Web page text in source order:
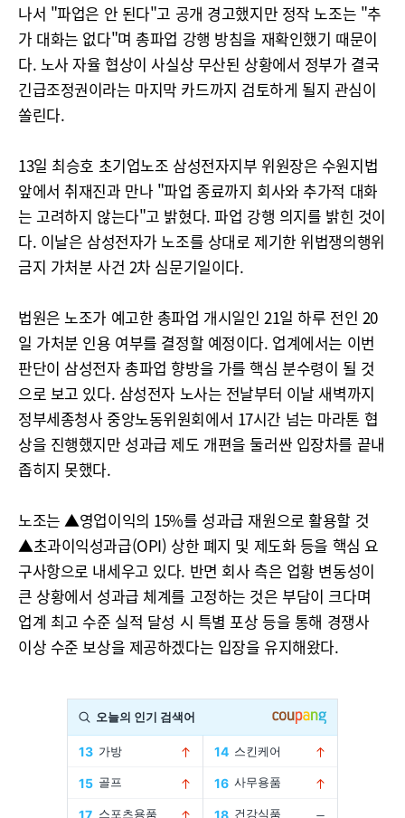
나서 "파업은 안 된다"고 공개 경고했지만 정작 노조는 "추
가 대화는 없다"며 총파업 강행 방침을 재확인했기 때문이
다. 노사 자율 협상이 사실상 무산된 상황에서 정부가 결국
긴급조정권이라는 마지막 카드까지 검토하게 될지 관심이
쏠린다.
13일 최승호 초기업노조 삼성전자지부 위원장은 수원지법
앞에서 취재진과 만나 "파업 종료까지 회사와 추가적 대화
는 고려하지 않는다"고 밝혔다. 파업 강행 의지를 밝힌 것이
다. 이날은 삼성전자가 노조를 상대로 제기한 위법쟁의행위
금지 가처분 사건 2차 심문기일이다.
법원은 노조가 예고한 총파업 개시일인 21일 하루 전인 20
일 가처분 인용 여부를 결정할 예정이다. 업계에서는 이번
판단이 삼성전자 총파업 향방을 가를 핵심 분수령이 될 것
으로 보고 있다. 삼성전자 노사는 전날부터 이날 새벽까지
정부세종청사 중앙노동위원회에서 17시간 넘는 마라톤 협
상을 진행했지만 성과급 제도 개편을 둘러싼 입장차를 끝내
좁히지 못했다.
노조는 ▲영업이익의 15%를 성과급 재원으로 활용할 것
▲초과이익성과급(OPI) 상한 폐지 및 제도화 등을 핵심 요
구사항으로 내세우고 있다. 반면 회사 측은 업황 변동성이
큰 상황에서 성과급 체계를 고정하는 것은 부담이 크다며
업계 최고 수준 실적 달성 시 특별 포상 등을 통해 경쟁사
이상 수준 보상을 제공하겠다는 입장을 유지해왔다.